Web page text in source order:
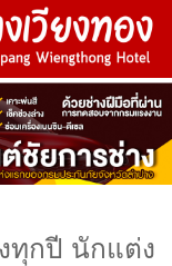
ทุกปี นักแต่ง